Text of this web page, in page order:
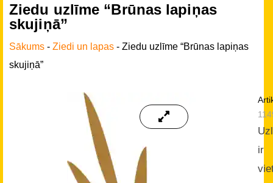
Ziedu uzlīme “Brūnas lapiņas
skujiņā”
Sākums - Ziedi un lapas - Ziedu uzlīme “Brūnas lapiņas
skujiņā”
ir